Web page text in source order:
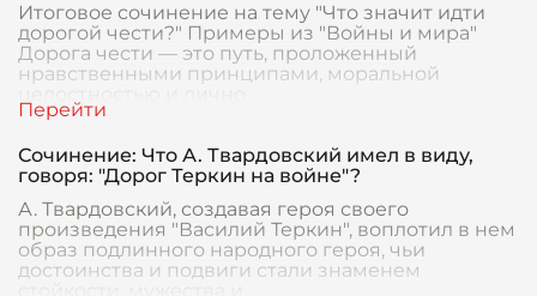
Итоговое сочинение на тему "Что значит идти
дорогой чести?" Примеры из "Войны и мира"
Дорога чести — это путь, проложенный
нравственными принципами, моральной
Сочинение: Что А. Твардовский имел в виду,
говоря: "Дорог Теркин на войне"?
А. Твардовский, создавая героя своего
произведения "Василий Теркин", воплотил в нем
образ подлинного народного героя, чьи
достоинства и подвиги стали знаменем